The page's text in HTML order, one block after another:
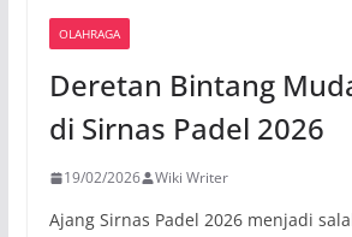
OLAHRAGA
Deretan Bintang
di Sirnas Padel 2026
19/02/2026 Wiki Writer
Ajang Sirnas Padel 2026 menjadi